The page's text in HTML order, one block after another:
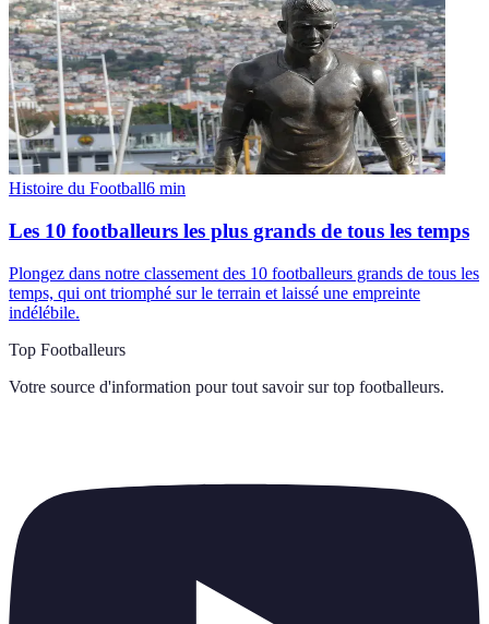
Histoire du Football6 min
Les 10 footballeurs les plus grands de tous les temps
Plongez dans notre classement des 10 footballeurs grands de tous les
temps, qui ont triomphé sur le terrain et laissé une empreinte
indélébile.
Top Footballeurs
Votre source d'information pour tout savoir sur top footballeurs.